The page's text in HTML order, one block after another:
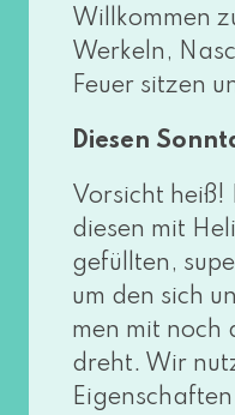
Willkommen
Werkeln,
Feuer sit­zen
Diesen
Vorsicht heiß!
die­sen mit
gefüll­ten,
um den sich
men mit noch
dreht. Wir